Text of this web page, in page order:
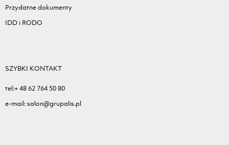
Przydatne dokumenty
IDD i RODO
SZYBKI KONTAKT
tel:+ 48 62 764 50 80
e-mail: salon@grupalis.pl